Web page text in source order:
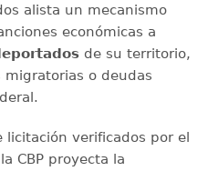
alista un mecanismo
económicas a
de su territorio,
o deudas
licitación verificados por el
CBP proyecta la